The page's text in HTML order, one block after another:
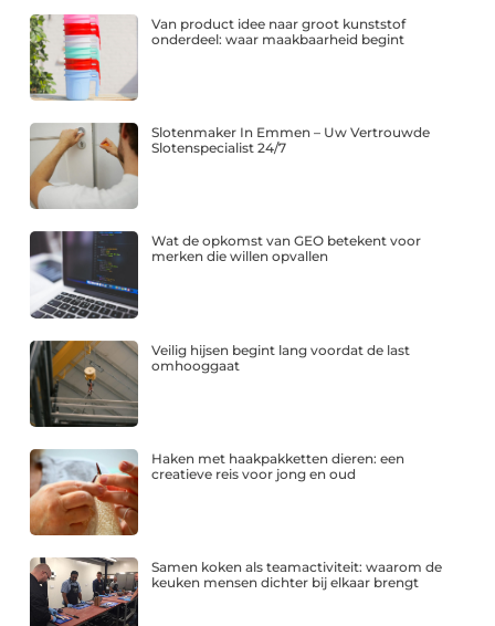
Van product idee naar groot kunststof
onderdeel: waar maakbaarheid begint
Slotenmaker In Emmen – Uw Vertrouwde
Slotenspecialist 24/7
Wat de opkomst van GEO betekent voor
merken die willen opvallen
Veilig hijsen begint lang voordat de last
omhooggaat
Haken met haakpakketten dieren: een
creatieve reis voor jong en oud
Samen koken als teamactiviteit: waarom de
keuken mensen dichter bij elkaar brengt